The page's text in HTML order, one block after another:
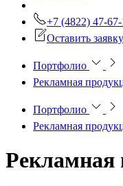
+7 (4822) 47-67-
Оставить заявку
Портфолио
Рекламная
Портфолио
Рекламная
Рекламная